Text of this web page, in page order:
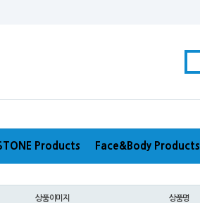
Products Face&Body Products
상품이미지 상품명